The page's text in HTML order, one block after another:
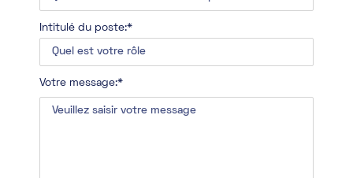
Intitulé du poste:*
Votre message:*